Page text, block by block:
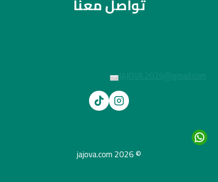
تواصل معنا
JAJOVA.2026@gmail.com
© 2026 jajova.com